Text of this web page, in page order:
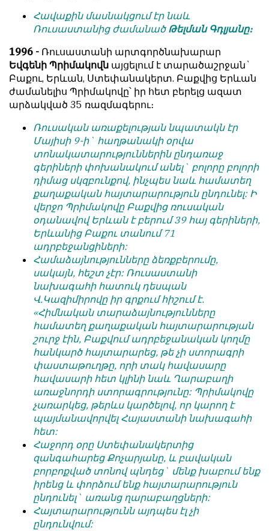
Հավաքին մասնակցում էր նաև
Ռուսաստանից ժամանածԹելման Գդլյանը։
1996 - Ռուսաստանի արտգործնախարար
Եվգենի Պրիմակովն այցելում է տարածաշրջան`
Բաքու, Երևան, Ստեփանակերտ. Բաքվից Երևան
ժամանելիս Պրիմակովը՝ իր հետ բերելց ազատ
արձակված 35 ռազմագերու։
Ռուսական առաքելության նպատակն էր
Մայիսի 9-ի` հաղթանակի օրվա
տոնակատարություններին ընդառաջ
գերիների փոխանակում անել` բոլորը բոլորի
դիմաց սկզբունքով, ինչպես նաև համատեղ
քաղաքական հայտարարություն ընդունել: Ի
վերջո Պրիմակովը Բաքվից ռուսական
օդանավով Երևան է բերում 39 հայ գերիների,
Երևանից Բաքու տանում 71
ադրբեջանցիների:
Համաձայնությունները ձեռքբերումը,
սակայն, հեշտ չէր: Ռուսաստանի
նախագահի հատուկ դեսպան
Վ.Կազիմիրովը իր գրքում հիշում է.
«Հիմնական տարաձայնությունները
համատեղ քաղաքական հայտարարության
շուրջ էին, Բաքվում ադրբեջանական կողմը
հանկարծ հայտարարեց, թե չի ստորագրի
փաստաթուղթը, որի տակ հավասարը
հավասարի հետ կլինի նաև Ղարաբաղի
առաջնորդի ստորագրությունը: Պրիմակովը
չառարկեց, թերևս կարծելով, որ կարող է
պայմանավորվել Հայաստանի նախագահի
հետ:
Հաջորդ օրը Ստեփանակերտից
զանգահարեց Քոչարյանը, և բավական
բորբոքված տոնով պնդեց` մենք խաբում ենք
իրենց և փորձում ենք հայտարարություն
ընդունել` առանց ղարաբաղցների:
Հայտարարությունն այդպես էլ չի
ընդունվում: